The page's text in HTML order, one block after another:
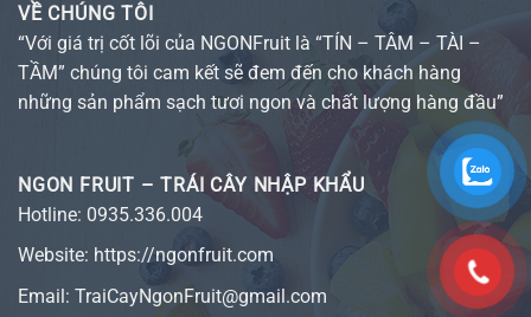
VỀ CHÚNG TÔI
“Với giá trị cốt lõi của NGONFruit là “TÍN – TÂM – TÀI –
TẦM” chúng tôi cam kết sẽ đem đến cho khách hàng
những sản phẩm sạch tươi ngon và chất lượng hàng đầu”
NGON FRUIT – TRÁI CÂY NHẬP KHẨU
Hotline: 0935.336.004
Website: https://ngonfruit.com
Email: TraiCayNgonFruit@gmail.com